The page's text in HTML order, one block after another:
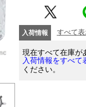
入荷情報 すべて表
現在すべて在庫が
入荷情報をすべて
ください。